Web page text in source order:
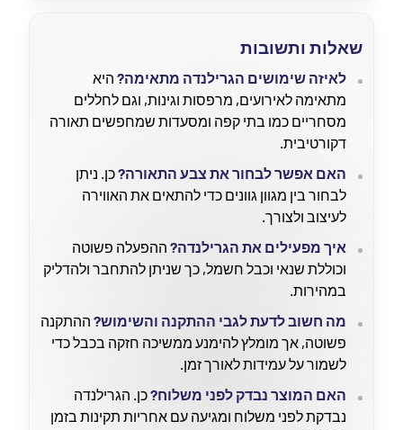
שאלות ותשובות
לאיזה שימושים הגרילנדה מתאימה? היא
מתאימה לאירועים, מרפסות וגינות, וגם לחללים
מסחריים כמו בתי קפה ומסעדות שמחפשים תאורה
דקורטיבית.
האם אפשר לבחור את צבע התאורה?כן. ניתן
לבחור בין מגוון גוונים כדי להתאים את האווירה
לעיצוב ולצורך.
איך מפעילים את הגרילנדה? ההפעלה פשוטה
וכוללת שנאי וכבל חשמל, כך שניתן להתחבר ולהדליק
במהירות.
מה חשוב לדעת לגבי ההתקנה והשימוש? ההתקנה
פשוטה, אך מומלץ להימנע ממשיכה חזקה בכבל כדי
לשמור על עמידות לאורך זמן.
האם המוצר נבדק לפני משלוח?כן. הגרילנדה
נבדקת לפני משלוח ומגיעה עם אחריות תקינות בזמן